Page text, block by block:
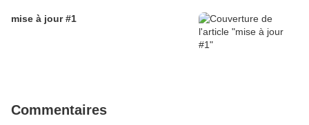
mise à jour #1
Commentaires